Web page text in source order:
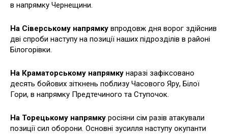
в напрямку Чернещини.
На Сіверському напрямку впродовж дня ворог здійснив
дві спроби наступу на позиції наших підрозділів в районі
Білогорівки.
На Краматорському напрямку наразі зафіксовано
десять бойових зіткнень поблизу Часового Яру, Білої
Гори, в напрямку Предтечиного та Ступочок.
На Торецькому напрямку росіяни сім разів атакували
позиції сил оборони. Основні зусилля наступу окупанти